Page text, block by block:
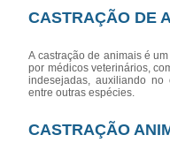
CASTRAÇÃO DE
A castração de animais é
por médicos veterinários,
indesejadas, auxiliando
entre outras espécies.
CASTRAÇÃO